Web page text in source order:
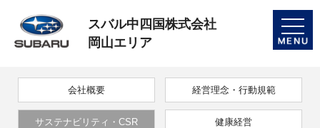
toggle
スバル中四国株式会社
岡山エリア
会社概要 経営理念・行動規範
サステナビリティ・CSR 健康経営